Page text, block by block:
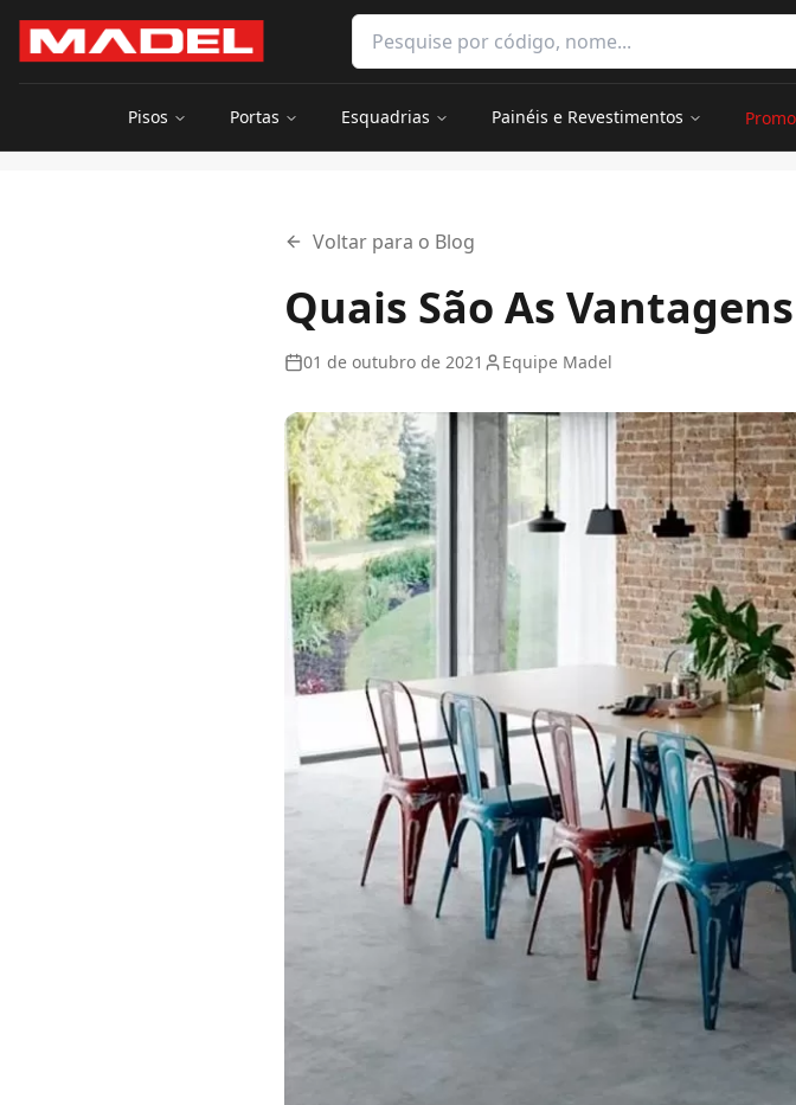
Pesquisar produtos e categorias
Pisos Portas Esquadrias Painéis e Revestimentos
Voltar para o Blog
Quais São As
01 de outubro de 2021 Equipe Madel